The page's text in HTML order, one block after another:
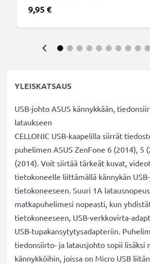
9,95 €
YLEISKATSAUS
USB-johto ASUS kännykkään,
lataukseen
CELLONIC USB-kaapelilla siirrät
puhelimen ASUS ZenFone 6 (2014), 5
(2014). Voit siirtää tärkeät kuvat,
tietokoneelle liittämällä kännykän
tietokoneeseen. Suuri 1A
matkapuhelimesi nopeasti, kun
tietokoneeseen, USB-verkkovirta-
USB-tupakansytytysadapteriin.
tiedonsiirto- ja latausjohto sopii lisäksi
kännykköihin, joissa on Micro USB